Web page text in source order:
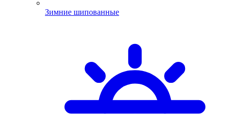
Зимние шипованные